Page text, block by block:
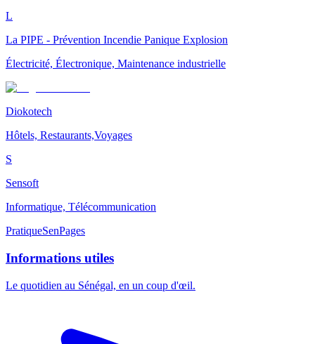
L
La PIPE - Prévention Incendie Panique Explosion
Électricité, Électronique, Maintenance industrielle
Diokotech
Hôtels, Restaurants,Voyages
S
Sensoft
Informatique, Télécommunication
PratiqueSenPages
Informations utiles
Le quotidien au Sénégal, en un coup d'œil.